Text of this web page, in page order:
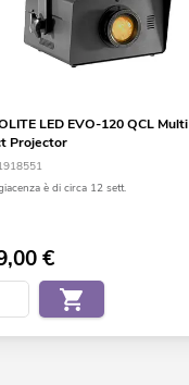
LED EVO-120 QCL Multi
Projector
è di circa 12 sett.
€